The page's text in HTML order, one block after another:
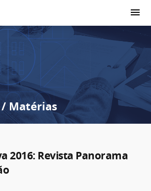
Matérias
2016: Revista Panorama